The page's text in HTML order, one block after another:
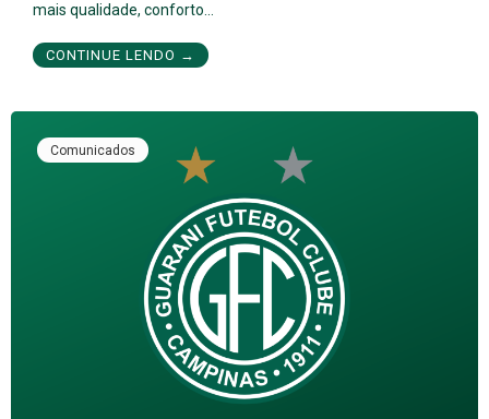
mais qualidade, conforto…
CONTINUE LENDO →
Comunicados